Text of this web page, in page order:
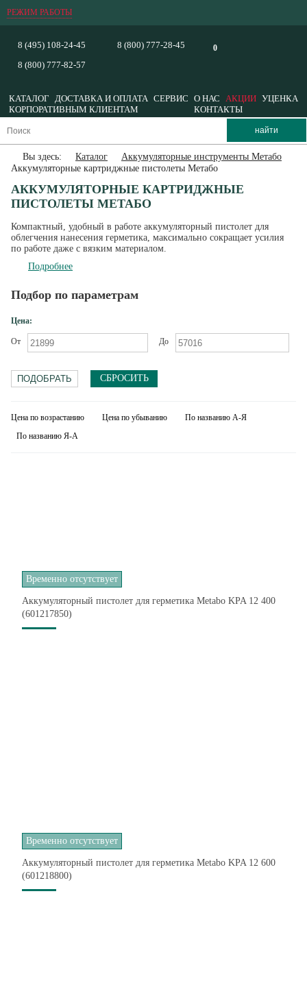
РЕЖИМ РАБОТЫ
0
8 (495) 108-24-45
8 (800) 777-82-57
8 (800) 777-28-45
КАТАЛОГ ДОСТАВКА И ОПЛАТА СЕРВИС О НАС АКЦИИ УЦЕНКА
КОРПОРАТИВНЫМ КЛИЕНТАМ
КОНТАКТЫ
Вы здесь: Каталог
Аккумуляторные инструменты Метабо
Аккумуляторные картриджные пистолеты Метабо
АККУМУЛЯТОРНЫЕ КАРТРИДЖНЫЕ
ПИСТОЛЕТЫ МЕТАБО
Компактный, удобный в работе аккумуляторный пистолет для
облегчения нанесения герметика, максимально сокращает усилия
по работе даже с вязким материалом.
Подробнее
Подбор по параметрам
Цена:
От До
СБРОСИТЬ
Цена по возрастанию Цена по убыванию
По названию А-Я
По названию Я-А
Временно отсутствует
Аккумуляторный пистолет для герметика Metabo KPA 12 400
(601217850)
Временно отсутствует
Аккумуляторный пистолет для герметика Metabo KPA 12 600
(601218800)